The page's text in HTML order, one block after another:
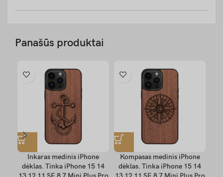
Panašūs produktai
Inkaras medinis iPhone
dėklas. Tinka iPhone 15 14
Kompasas medinis iPhone
dėklas. Tinka iPhone 15 14